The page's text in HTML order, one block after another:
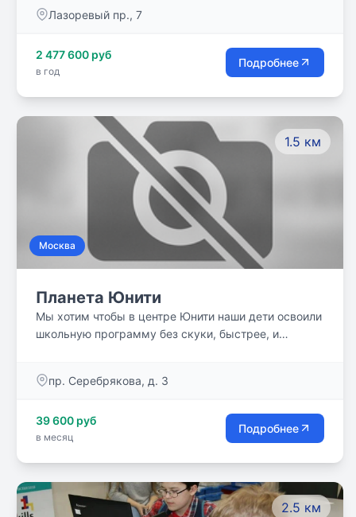
интегрированных технологий.
Лазоревый пр., 7
2 477 600 руб
в год
Подробнее
1.5 км
Москва
Планета Юнити
Мы хотим чтобы в центре Юнити наши дети освоили
школьную программу без скуки, быстрее, и
пр. Серебрякова, д. 3
39 600 руб
в месяц
Подробнее
2.5 км